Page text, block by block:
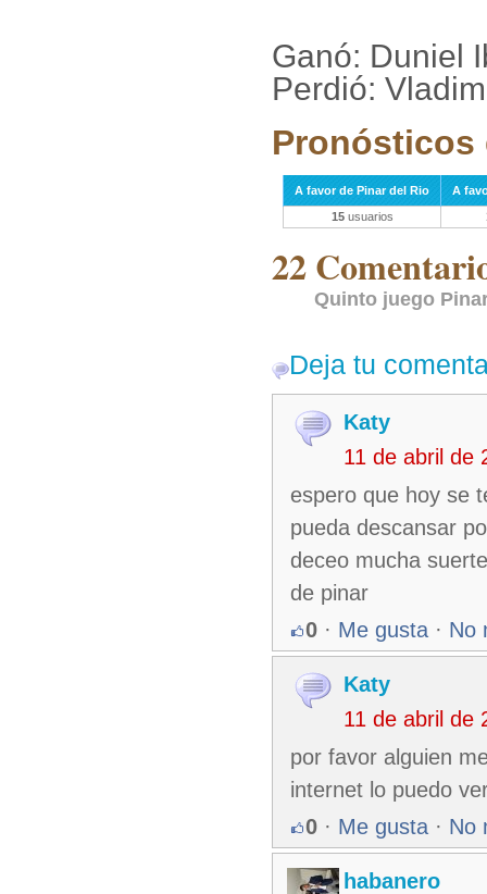
Ganó: Duniel
Perdió:
Pronósticos
A favor de Pinar del Rio
A
15usuarios
22
Quinto juego
Deja tu
Katy
11 de abril de
espero que hoy se
pueda descansar
deceo mucha
de pinar
0 · Me gusta · No
Katy
11 de abril de
por favor alguien
internet lo puedo
0 · Me gusta · No
habanero